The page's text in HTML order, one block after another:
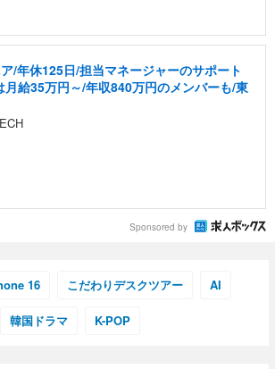
/年休125日/担当マネージャーのサポート
給35万円～/年収840万円のメンバーも/東
Sponsored by
16 こだわりデスクツアー AI
韓国ドラマ K-POP